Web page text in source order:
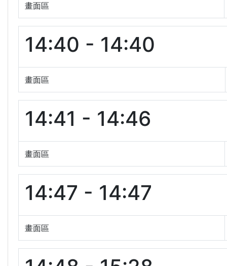
畫面區
14:40 - 14:40
畫面區
14:41 - 14:46
畫面區
14:47 - 14:47
畫面區